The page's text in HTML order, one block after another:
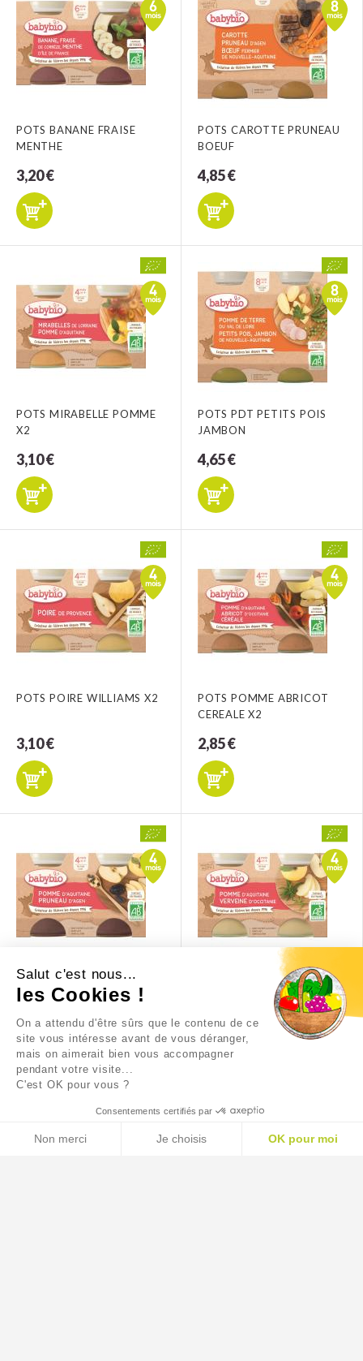
Salut c'est nous...
les Cookies !
On a attendu d'être sûrs que le contenu de ce
site vous intéresse avant de vous déranger,
mais on aimerait bien vous accompagner
pendant votre visite...
C'est OK pour vous ?
Consentements certifiés par
Non merci Je choisis OK pour moi
POTS BANANE FRAISE
MENTHE
3,20 €
POTS CAROTTE PRUNEAU
BOEUF
4,85 €
POTS MIRABELLE POMME
X2
3,10 €
POTS PDT PETITS POIS
JAMBON
4,65 €
POTS POIRE WILLIAMS X2
3,10 €
POTS POMME ABRICOT
CEREALE X2
2,85 €
POTS POMME PRUNEAU
X2
3,10 €
POTS POMME VANILLE X2
2,85 €